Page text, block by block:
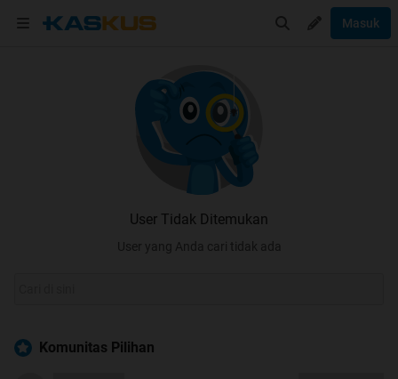
Masuk
User Tidak Ditemukan
User yang Anda cari tidak ada
Komunitas Pilihan